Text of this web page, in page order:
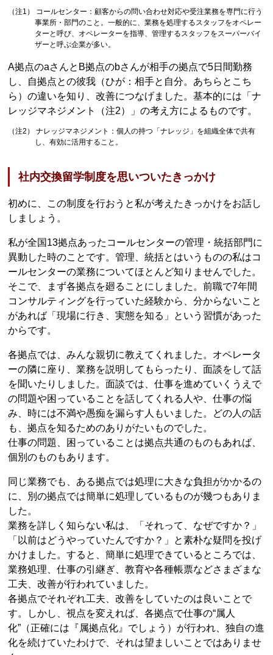
（注1） コールセンター：顧客からの問い合わせ対応や受注業務を専門に行う
事業所・部門のこと。一般的に、業務を処理するスタッフをオペレー
ターと呼び、オペレーターを指導、管理するスタッフをスーパーバイ
ザーと呼ぶ企業が多い。
A拠点のaさんとB拠点のbさんが相手の拠点で5日間勤務
し、自拠点との彼我（ひが：相手と自分。あちらとこち
ら）の違いを知り、改善につなげました。基本的には「ナ
レッジマネジメント（注2）」の考え方によるものです。
（注2） ナレッジマネジメント：個人の持つ「ナレッジ」を組織全体で共有
し、有効に活用すること。
社内交換留学制度を思いついたきっかけ
初めに、この制度を行おうと私が考えたきっかけをお話し
しましょう。
私が全国13拠点あったコールセンターの管理・統括部門に
異動した時のことです。管理、統括とはいうものの私はコ
ールセンターの業務についてほとんど知りませんでした。
そこで、まず各拠点を廻ることにしました。前職で7年間
コンサルティングを行っていた経験から、分からないこと
があれば「現場に行き、実態を知る」という習慣があった
からです。
各拠点では、みんな親切に教えてくれました。オペレータ
ーの隣に座り、業務を説明してもらったり、面談をして話
を聞いたりしました。面談では、仕事を進めていくうえで
の問題や困っていることを話してくれる人や、仕事の悩
み、時には不満や愚痴を漏らす人もいました。どの人の話
も、拠点を知るためのありがたいものでした。
仕事の問題、困っていることは拠点共通のものもあれば、
個別のものもあります。
同じ業務でも、ある拠点では処理に大きな負担がかかるの
に、別の拠点では簡単に処理しているものが幾つもありま
した。
業務を詳しく知らない私は、「それって、なぜですか？」
「以前はどうやっていたんですか？」と素朴な疑問を投げ
かけました。すると、簡単に処理できているところでは、
業務処理、仕事の引継ぎ、教育や各種帳票などさまざまな
工夫、改善が行われていました。
各拠点でそれぞれ工夫、改善をしていたのは良いことで
す。しかし、視点を変えれば、各拠点で仕事の“属人
化”（正確には『属拠点化』でしょう）が行われ、独自の進
化を続けていたわけで、それは望ましいことではありませ